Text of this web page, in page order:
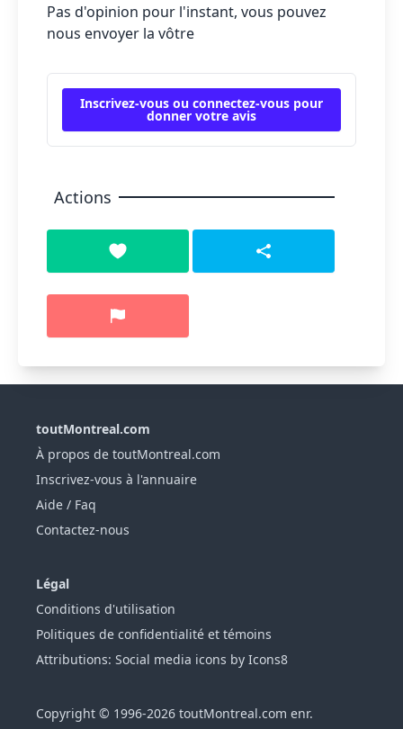
Pas d'opinion pour l'instant, vous pouvez
nous envoyer la vôtre
Inscrivez-vous ou connectez-vous pour
donner votre avis
Actions
toutMontreal.com
À propos de toutMontreal.com
Inscrivez-vous à l'annuaire
Aide / Faq
Contactez-nous
Légal
Conditions d'utilisation
Politiques de confidentialité et témoins
Attributions: Social media icons by Icons8
Copyright © 1996-2026 toutMontreal.com enr.